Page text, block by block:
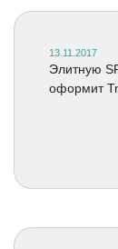
13.11.2017
Элитную
оформит